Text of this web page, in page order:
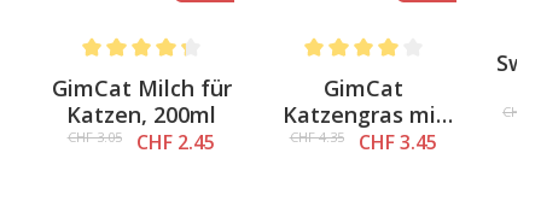
Average rating of 4.3 out of 5 stars
GimCat Milch für
Katzen, 200ml
CHF 3.05 CHF 2.45
Average rating of 4 out of 5
GimCat
Katzengras mit
natürlicher
CHF 4.35 CHF 3.45
CHF